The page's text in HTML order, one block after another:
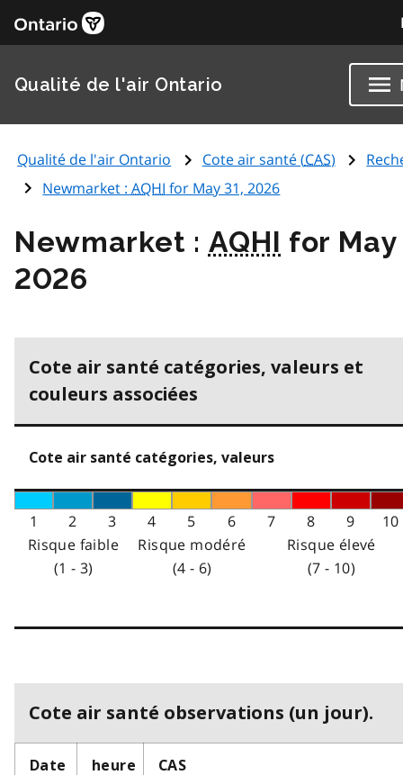
Qualité de l'air Ontario
Qualité de l'air Ontario Cote air santé (CAS)
Newmarket :AQHI for May 31, 2026
Newmarket : AQHI for May
2026
Cote air santé catégories, valeurs et
couleurs associées
Cote air santé catégories, valeurs
1 2 3 4 5 6 7 8 9
10
Risque faible
(1 - 3)
Risque modéré
(4 - 6)
Risque élevé
(7 - 10)
Cote air santé observations (un jour).
Date heure CAS